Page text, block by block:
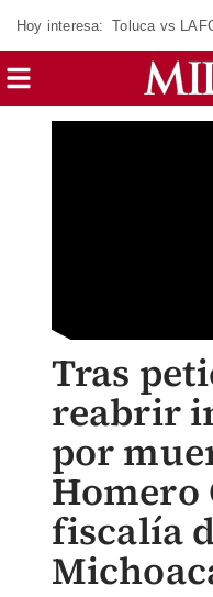
Hoy interesa: Toluca vs
Tras
reabrir
por
Homero
fiscalía